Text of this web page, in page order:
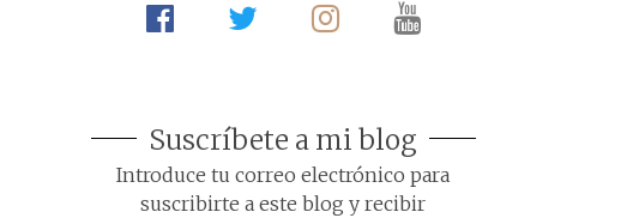
Suscríbete a mi blog
Introduce tu correo electrónico para
suscribirte a este blog y recibir